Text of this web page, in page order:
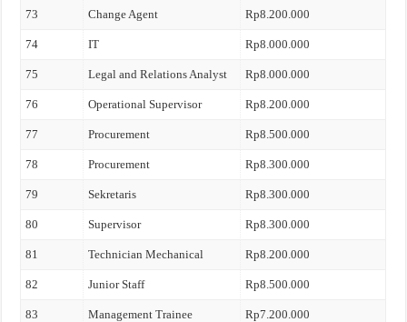
73 Change Agent Rp8.200.000
74 IT Rp8.000.000
75 Legal and Relations Analyst Rp8.000.000
76 Operational Supervisor Rp8.200.000
77 Procurement Rp8.500.000
78 Procurement Rp8.300.000
79 Sekretaris Rp8.300.000
80 Supervisor Rp8.300.000
81 Technician Mechanical Rp8.200.000
82 Junior Staff Rp8.500.000
83 Management Trainee Rp7.200.000